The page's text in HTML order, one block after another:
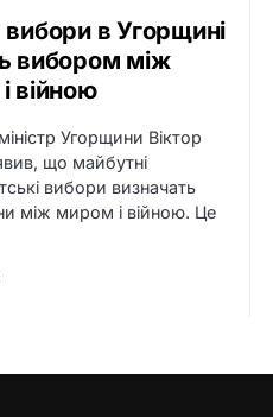
в Угорщині
вибором між
війною
Угорщини Віктор
що майбутні
вибори визначать
між миром і війною. Це